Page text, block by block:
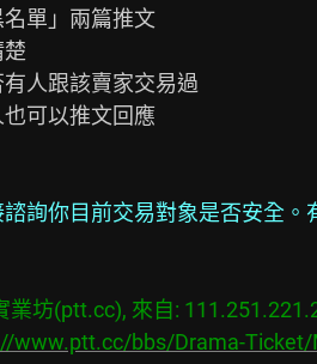
單」兩篇推文
人跟該賣家交易過
可以推文回應
詢你目前交易對象是否安全。
業坊(ptt.cc), 來自:
www.ptt.cc/bbs/Drama-Ticket/